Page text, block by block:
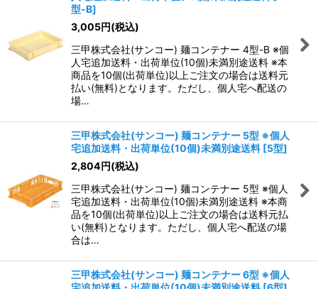
型-B]
3,005円(税込)
三甲株式会社(サンコー) 麺コンテナー 4型-B ※個
人宅追加送料・出荷単位(10個)未満別途送料 ※本
商品を10個(出荷単位)以上ご注文の場合は送料元
払い(無料)となります。ただし、個人宅へ配送の
場…
三甲株式会社(サンコー) 麺コンテナー 5型 ※個人
宅追加送料・出荷単位(10個)未満別途送料 [5型]
2,804円(税込)
三甲株式会社(サンコー) 麺コンテナー 5型 ※個人
宅追加送料・出荷単位(10個)未満別途送料 ※本商
品を10個(出荷単位)以上ご注文の場合は送料元払
い(無料)となります。ただし、個人宅へ配送の場
合は…
三甲株式会社(サンコー) 麺コンテナー 6型 ※個人